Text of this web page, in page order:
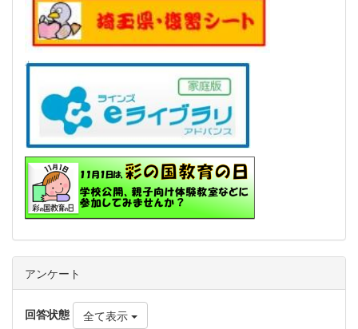
アンケート
回答状態 全て表示